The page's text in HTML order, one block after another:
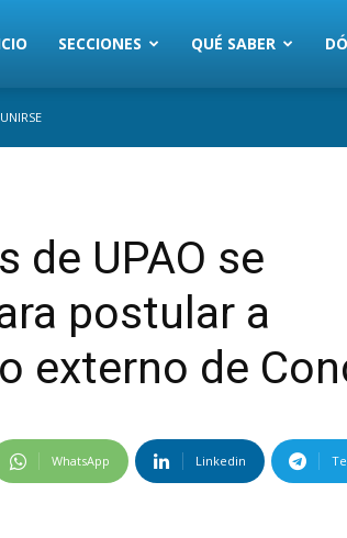
SECCIONES QUÉ SABER
de UPAO se
postular a
externo de
WhatsApp Linkedin